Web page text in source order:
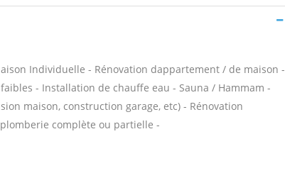
Individuelle - Rénovation dappartement / de maison -
- Installation de chauffe eau - Sauna / Hammam -
maison, construction garage, etc) - Rénovation
complète ou partielle -